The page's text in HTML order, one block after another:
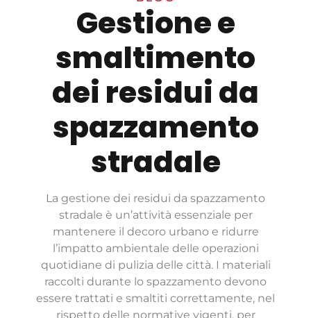
Gestione e
smaltimento
dei residui da
spazzamento
stradale
La gestione dei residui da spazzamento
stradale è un’attività essenziale per
mantenere il decoro urbano e ridurre
l’impatto ambientale delle operazioni
quotidiane di pulizia delle città. I materiali
raccolti durante lo spazzamento devono
essere trattati e smaltiti correttamente, nel
rispetto delle normative vigenti, per